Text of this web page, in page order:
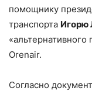
помощнику
транспорта Игорю
«альтернативного
Orenair.
Согласно